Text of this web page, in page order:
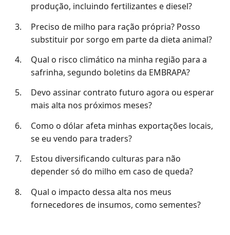
produção, incluindo fertilizantes e diesel?
Preciso de milho para ração própria? Posso
substituir por sorgo em parte da dieta animal?
Qual o risco climático na minha região para a
safrinha, segundo boletins da EMBRAPA?
Devo assinar contrato futuro agora ou esperar
mais alta nos próximos meses?
Como o dólar afeta minhas exportações locais,
se eu vendo para traders?
Estou diversificando culturas para não
depender só do milho em caso de queda?
Qual o impacto dessa alta nos meus
fornecedores de insumos, como sementes?